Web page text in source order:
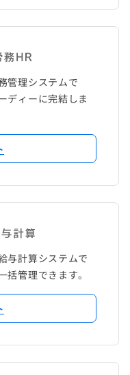
管理システムで
ディーに完結しま
与計算システムで
管理できます。